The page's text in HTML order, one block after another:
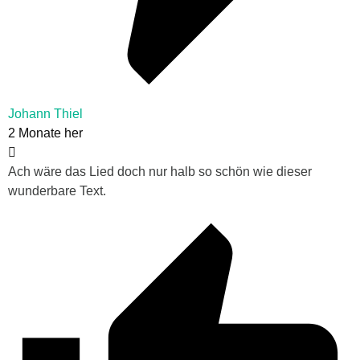
Johann Thiel
2 Monate her
Ach wäre das Lied doch nur halb so schön wie dieser
wunderbare Text.